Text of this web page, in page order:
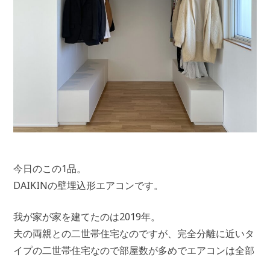
今日のこの1品。
DAIKINの壁埋込形エアコンです。
我が家が家を建てたのは2019年。
夫の両親との二世帯住宅なのですが、完全分離に近いタ
イプの二世帯住宅なので部屋数が多めでエアコンは全部